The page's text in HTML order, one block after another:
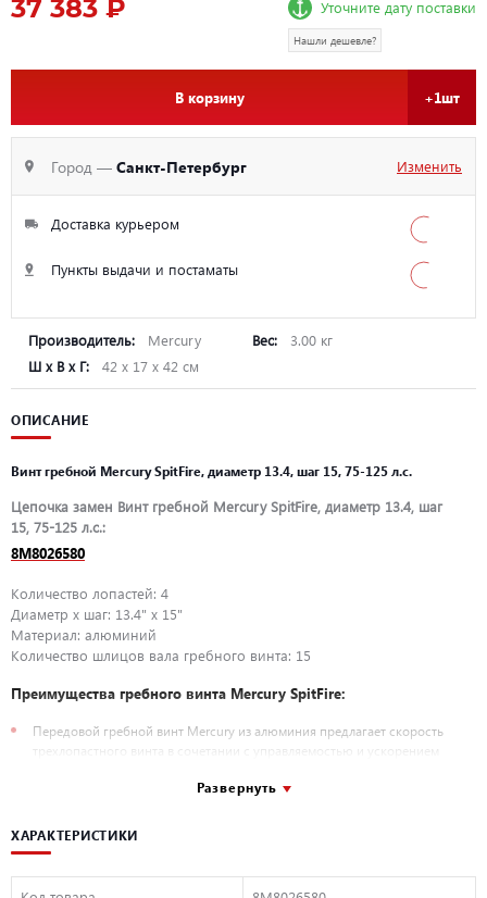
37 383 ₽ Уточните дату поставки
Нашли дешевле?
В корзину +1шт
Город — Санкт-Петербург Изменить
Доставка курьером
Пункты выдачи и постаматы
Производитель: Mercury Вес:
3.00 кг
Ш х В х Г:
42 х 17 х 42 см
ОПИСАНИЕ
Винт гребной Mercury SpitFire, диаметр 13.4, шаг 15, 75-125 л.с.
Цепочка замен Винт гребной Mercury SpitFire, диаметр 13.4, шаг
15, 75-125 л.с.:
8M8026580
Количество лопастей: 4
Диаметр х шаг: 13.4" x 15"
Материал: алюминий
Количество шлицов вала гребного винта: 15
Преимущества гребного винта Mercury SpitFire:
Передовой гребной винт Mercury из алюминия предлагает скорость
Агрессивная четырехлопастная конструкция с высоким углом увода и
Устанавливается с подвесными моторами мощностью от 75 до 125 л.с.
Применимость:
Развернуть
ХАРАКТЕРИСТИКИ